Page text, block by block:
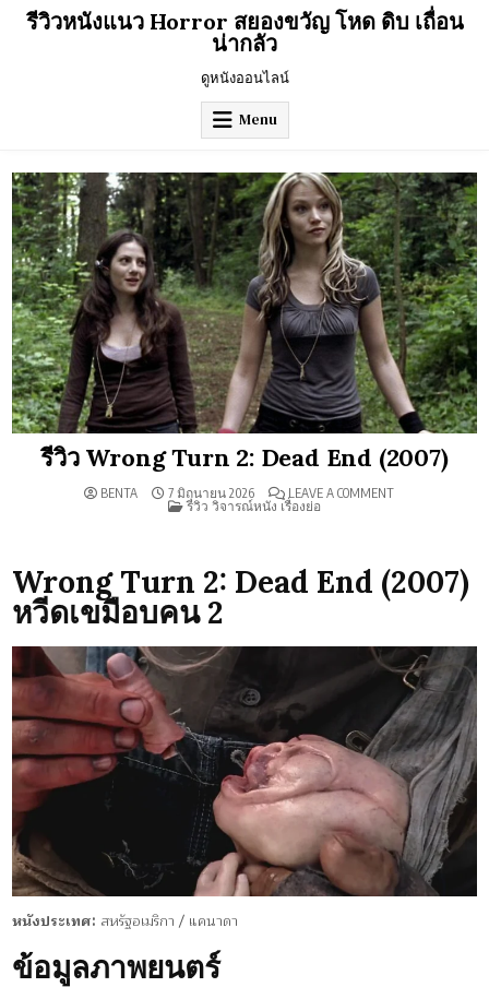
Skipรีวิวหนังแนว Horror สยองขวัญ โหด ดิบ เถื่อน
น่ากลัว
ดูหนังออนไลน์
Menu
รีวิว Wrong Turn 2: Dead End (2007)
BENTA 7 มิถุนายน 2026 LEAVE A COMMENTON
END
(2007)
POSTED
รีวิว วิจารณ์หนัง เรื่องย่อ
Wrong Turn 2: Dead End (2007)
หวีดเขมือบคน 2
หนังประเทศ: สหรัฐอเมริกา / แคนาดา
ข้อมูลภาพยนตร์